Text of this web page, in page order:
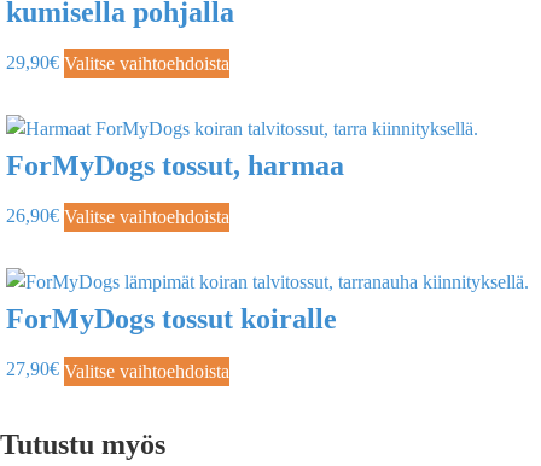
kumisella pohjalla
29,90€ Valitse vaihtoehdoista
ForMyDogs tossut, harmaa
26,90€ Valitse vaihtoehdoista
ForMyDogs tossut koiralle
27,90€ Valitse vaihtoehdoista
Tutustu myös